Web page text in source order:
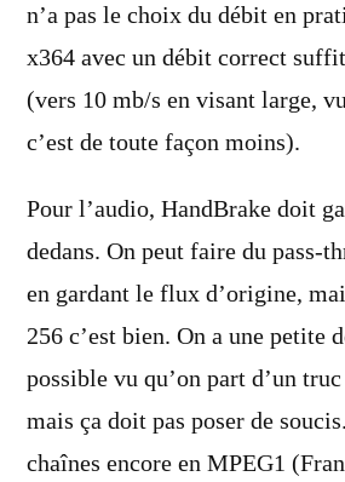
n’a pas le choix du débit en
x364 avec un débit correct
(vers 10 mb/s en visant large,
c’est de toute façon moins).
Pour l’audio, HandBrake doit
dedans. On peut faire du pass-
en gardant le flux d’origine,
256 c’est bien. On a une petite
possible vu qu’on part d’un
mais ça doit pas poser de
chaînes encore en MPEG1